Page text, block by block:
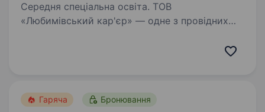
Середня спеціальна освіта. ТОВ
«Любимівський кар'єр» — одне з провідних
модернізацією обладнання…
Гаряча Бронювання